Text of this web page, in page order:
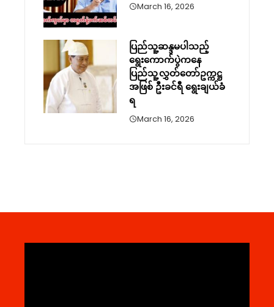
March 16, 2026
ပြည်သူ့ဆန္ဒမပါသည့်
ရွေးကောက်ပွဲကနေ
ပြည်သူ့လွှတ်တော်ဥက္ကဋ္ဌ
အဖြစ် ဦးခင်ရီ ရွေးချယ်ခံ
ရ
March 16, 2026